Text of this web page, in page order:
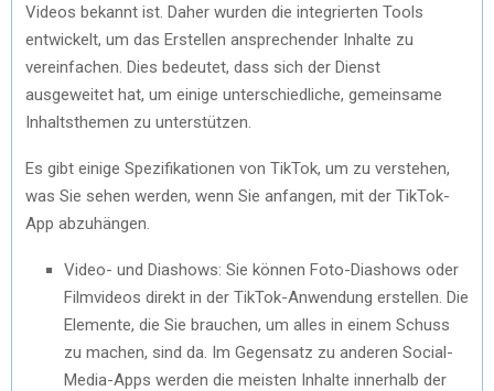
Videos bekannt ist. Daher wurden die integrierten Tools
entwickelt, um das Erstellen ansprechender Inhalte zu
vereinfachen. Dies bedeutet, dass sich der Dienst
ausgeweitet hat, um einige unterschiedliche, gemeinsame
Inhaltsthemen zu unterstützen.
Es gibt einige Spezifikationen von TikTok, um zu verstehen,
was Sie sehen werden, wenn Sie anfangen, mit der TikTok-
App abzuhängen.
Video- und Diashows: Sie können Foto-Diashows oder
Filmvideos direkt in der TikTok-Anwendung erstellen. Die
Elemente, die Sie brauchen, um alles in einem Schuss
zu machen, sind da. Im Gegensatz zu anderen Social-
Media-Apps werden die meisten Inhalte innerhalb der